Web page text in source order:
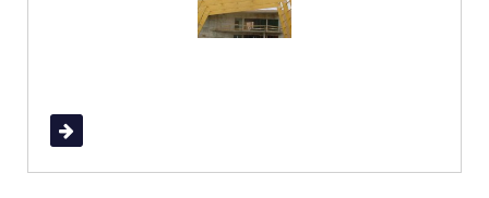
Read More